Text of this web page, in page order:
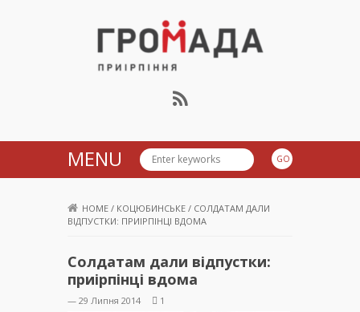
Громада Приірпіння
MENU
HOME / КОЦЮБИНСЬКЕ / СОЛДАТАМ ДАЛИ
ВІДПУСТКИ: ПРИІРПІНЦІ ВДОМА
Солдатам дали відпустки:
приірпінці вдома
— 29 Липня 2014 1